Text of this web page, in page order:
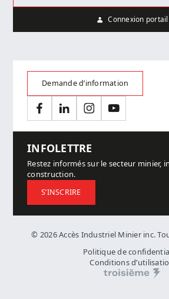
Connexion portail
Demande d’information
FacebookLinkedInInstagramYouTube
INFOLETTRE
Restez informés sur le secteur minier,
construction.
S’INSCRIRE
© 2026 Accès Industriel Minier inc.
Politique de
Conditions